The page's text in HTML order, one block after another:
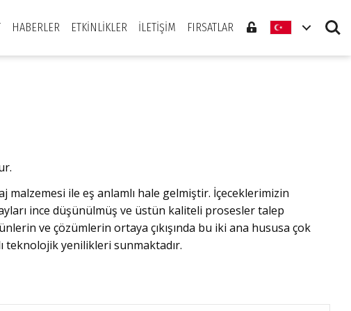
HABERLER ETKINLIKLER İLETIŞIM FIRSATLAR Search
ile eş anlamlı hale gelmiştir. İçeceklerimizin
ince düşünülmüş ve üstün kaliteli prosesler talep
ve çözümlerin ortaya çıkışında bu iki ana hususa çok
yenilikleri sunmaktadır.